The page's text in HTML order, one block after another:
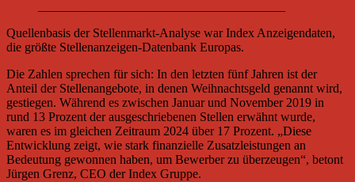
Quellenbasis der Stellenmarkt-Analyse war Index Anzeigendaten,
die größte Stellenanzeigen-Datenbank Europas.
Die Zahlen sprechen für sich: In den letzten fünf Jahren ist der
Anteil der Stellenangebote, in denen Weihnachtsgeld genannt wird,
gestiegen. Während es zwischen Januar und November 2019 in
rund 13 Prozent der ausgeschriebenen Stellen erwähnt wurde,
waren es im gleichen Zeitraum 2024 über 17 Prozent. „Diese
Entwicklung zeigt, wie stark finanzielle Zusatzleistungen an
Bedeutung gewonnen haben, um Bewerber zu überzeugen“, betont
Jürgen Grenz, CEO der Index Gruppe.